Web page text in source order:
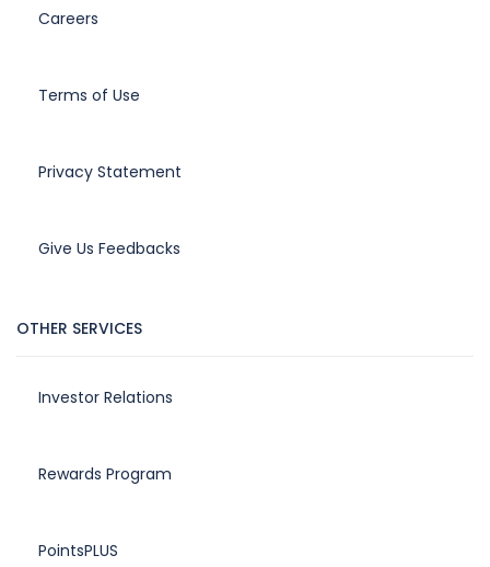
Careers
Terms of Use
Privacy Statement
Give Us Feedbacks
OTHER SERVICES
Investor Relations
Rewards Program
PointsPLUS